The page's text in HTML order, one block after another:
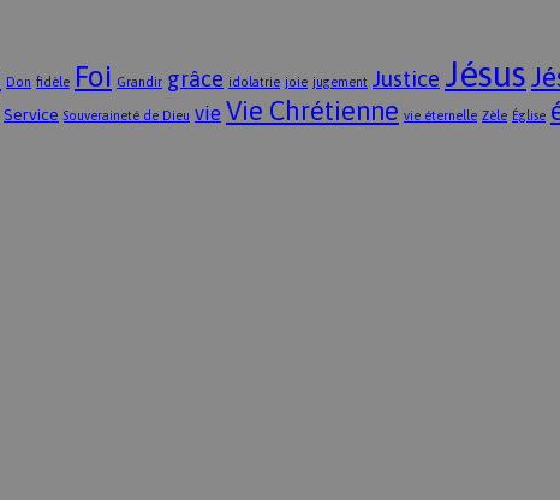
Don fidèle Foi Grandir grâce idolatrie joie jugement Justice Jésus
Service Souveraineté de Dieu vie Vie Chrétienne vie éternelle Zèle Église